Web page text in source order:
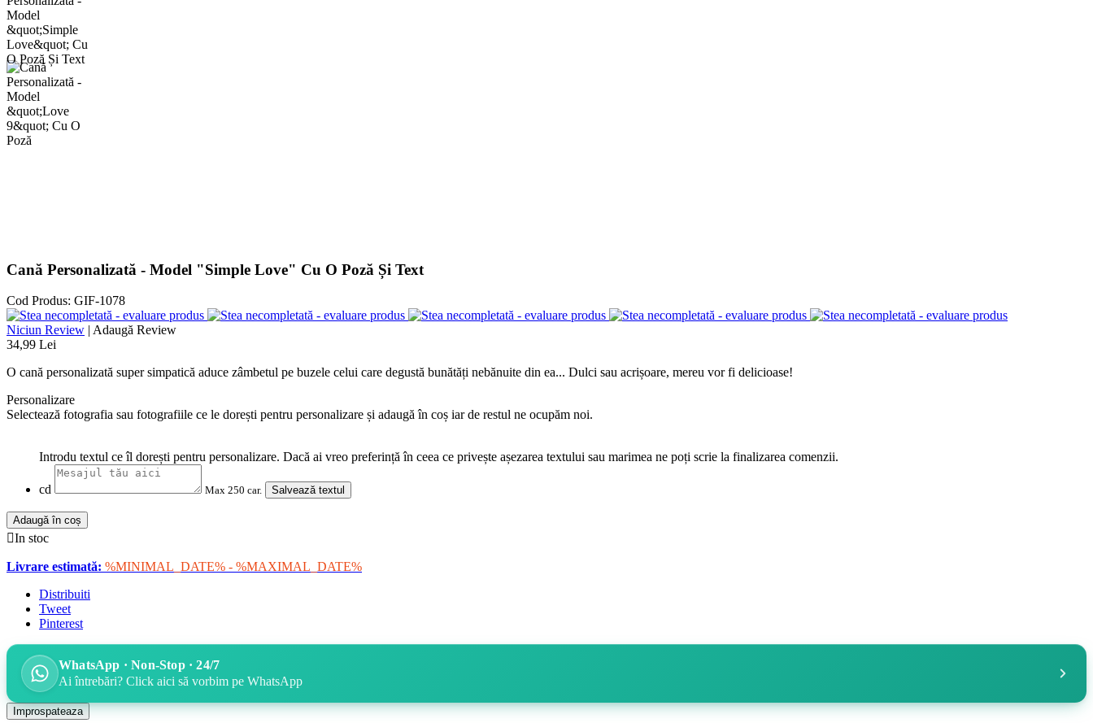
Cană Personalizată - Model "Simple Love" Cu O Poză Și Text
Cod Produs: GIF-1078
Niciun Review | Adaugă Review
34,99 Lei
O cană personalizată super simpatică aduce zâmbetul pe buzele celui care degustă bunătăți nebănuite din ea... Dulci sau acrișoare, mereu vor fi delicioase!
Personalizare
Selectează fotografia sau fotografiile ce le dorești pentru personalizare și adaugă în coș iar de restul ne ocupăm noi.
Introdu textul ce îl dorești pentru personalizare. Dacă ai vreo preferință în ceea ce privește așezarea textului sau marimea ne poți scrie la finalizarea comenzii.
cd Max 250 car. Salvează textul
Adaugă în coș
In stoc
Livrare estimată: %MINIMAL_DATE% - %MAXIMAL_DATE%
Distribuiti
Tweet
Pinterest
WhatsApp · Non-Stop · 24/7
Ai întrebări? Click aici să vorbim pe WhatsApp